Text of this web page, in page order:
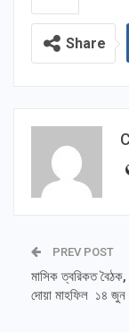
Share
PREV POST
মাসিক ত্বরিকত বৈঠক,
দোয়া মাহফিল ১৪ জুন